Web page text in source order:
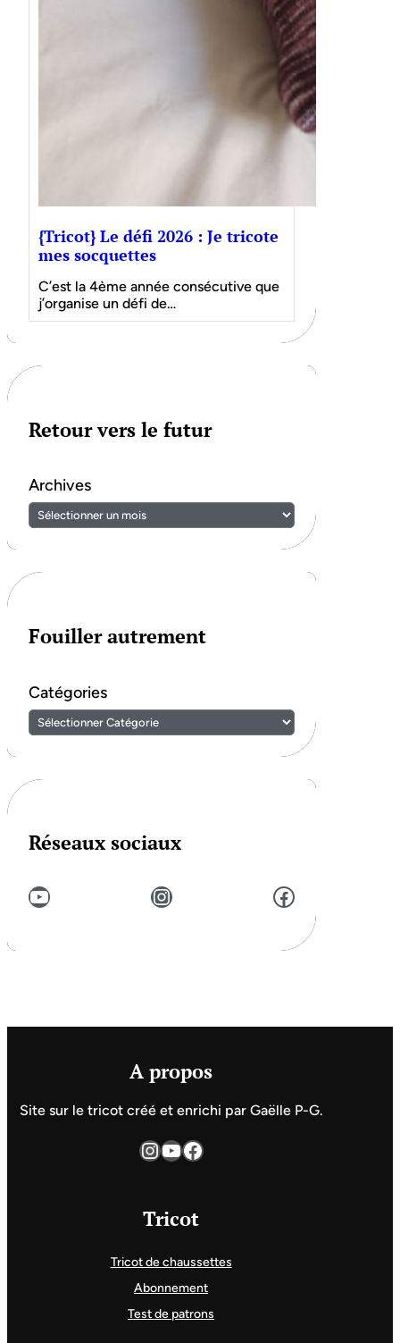
{Tricot} Le défi 2026 : Je tricote
mes socquettes
C’est la 4ème année consécutive que
j’organise un défi de…
Retour vers le futur
Archives
Fouiller autrement
Catégories
Réseaux sociaux
YouTube Instagram Facebook
A propos
Site sur le tricot créé et enrichi par Gaëlle P-G.
InstagramYouTube Facebook
Tricot
Tricot de chaussettes
Abonnement
Test de patrons